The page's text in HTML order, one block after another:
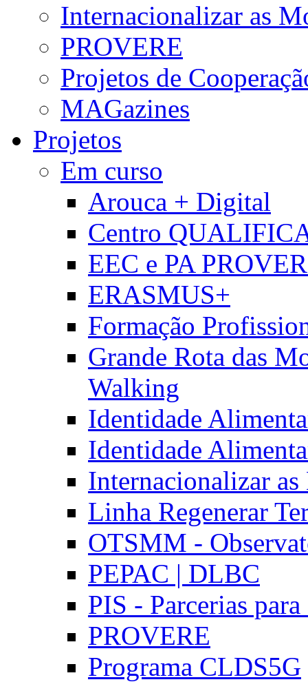
Internacionalizar as
PROVERE
Projetos de
MAGazines
Projetos
Em curso
Arouca + Digital
Centro
EEC e PA
ERASMUS+
Formação
Grande Rota das
Walking
Identidade
Identidade
Internacionalizar
Linha Regenerar
OTSMM -
PEPAC | DLBC
PIS - Parcerias
PROVERE
Programa CLDS5G